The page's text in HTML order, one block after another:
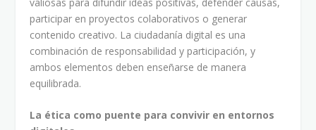
participar en proyectos colaborativos o generar
contenido creativo. La ciudadanía digital es una
combinación de responsabilidad y participación, y
ambos elementos deben enseñarse de manera
equilibrada.
La ética como puente para convivir en entornos